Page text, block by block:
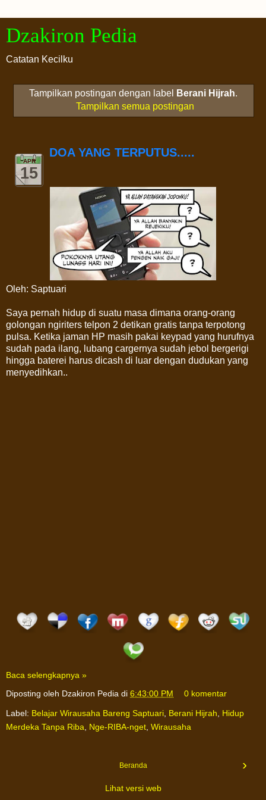
Dzakiron Pedia
Catatan Kecilku
Tampilkan postingan dengan label Berani Hijrah.
Tampilkan semua postingan
APR
15
DOA YANG TERPUTUS.....
Oleh: Saptuari
Saya pernah hidup di suatu masa dimana orang-orang
golongan ngiriters telpon 2 detikan gratis tanpa terpotong
pulsa. Ketika jaman HP masih pakai keypad yang hurufnya
sudah pada ilang, lubang cargernya sudah jebol bergerigi
hingga baterei harus dicash di luar dengan dudukan yang
menyedihkan..
Baca selengkapnya »
Diposting oleh Dzakiron Pedia di 6:43:00 PM 0 komentar
Label: Belajar Wirausaha Bareng Saptuari Berani Hijrah
Hidup
Merdeka Tanpa Riba
Nge-RIBA-nget Wirausaha
›
Beranda
Lihat versi web